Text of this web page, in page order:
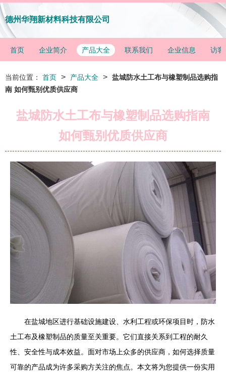
德州华翔新材料科技有限公司
首页 企业简介 产品大全 联系我们 企业信息 访客
当前位置： 首页 > 产品大全 > 盐城防水土工布与橡塑制品选购指
南 如何甄别优质供应商
盐城防水土工布与橡塑制品选购指南
如何甄别优质供应商
在盐城地区进行基础设施建设、水利工程或环保项目时，防水
土工布及橡塑制品的质量至关重要。它们直接关系到工程的耐久
性、安全性与成本效益。面对市场上众多的供应商，如何选择质量
可靠的产品成为许多采购方关注的焦点。本文将为您提供一份实用